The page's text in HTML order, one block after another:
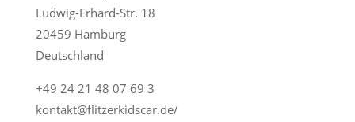
Ludwig-Erhard-Str. 18
20459 Hamburg
Deutschland
+49 24 21 48 07 69 3
kontakt@flitzerkidscar.de/